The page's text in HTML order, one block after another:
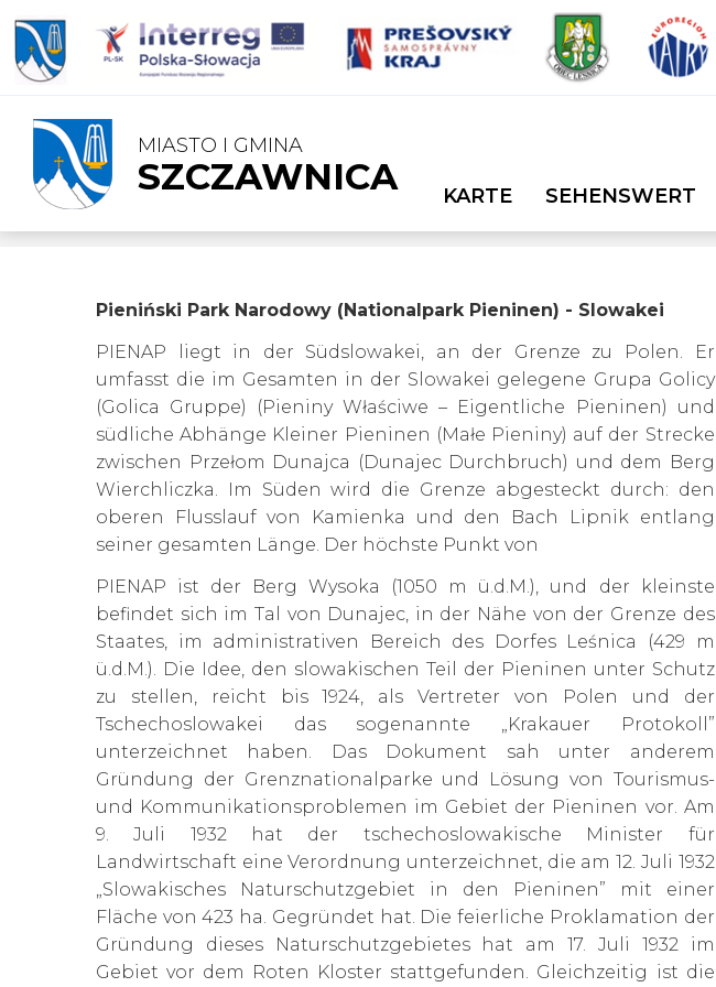
MIASTO I GMINA
SZCZAWNICA KARTE SEHENSWERT
PIENAP
Pieniński Park Narodowy (Nationalpark Pieninen) - Slowakei
PIENAP liegt in der Südslowakei, an der Grenze zu Polen. Er
umfasst die im Gesamten in der Slowakei gelegene Grupa Golicy
(Golica Gruppe) (Pieniny Właściwe – Eigentliche Pieninen) und
südliche Abhänge Kleiner Pieninen (Małe Pieniny) auf der Strecke
zwischen Przełom Dunajca (Dunajec Durchbruch) und dem Berg
Wierchliczka. Im Süden wird die Grenze abgesteckt durch: den
oberen Flusslauf von Kamienka und den Bach Lipnik entlang
seiner gesamten Länge. Der höchste Punkt von
PIENAP ist der Berg Wysoka (1050 m ü.d.M.), und der kleinste
befindet sich im Tal von Dunajec, in der Nähe von der Grenze des
Staates, im administrativen Bereich des Dorfes Leśnica (429 m
ü.d.M.). Die Idee, den slowakischen Teil der Pieninen unter Schutz
zu stellen, reicht bis 1924, als Vertreter von Polen und der
Tschechoslowakei das sogenannte „Krakauer Protokoll”
unterzeichnet haben. Das Dokument sah unter anderem
Gründung der Grenznationalparke und Lösung von Tourismus-
und Kommunikationsproblemen im Gebiet der Pieninen vor. Am
9. Juli 1932 hat der tschechoslowakische Minister für
Landwirtschaft eine Verordnung unterzeichnet, die am 12. Juli 1932
„Slowakisches Naturschutzgebiet in den Pieninen” mit einer
Fläche von 423 ha. Gegründet hat. Die feierliche Proklamation der
Gründung dieses Naturschutzgebietes hat am 17. Juli 1932 im
Gebiet vor dem Roten Kloster stattgefunden. Gleichzeitig ist die